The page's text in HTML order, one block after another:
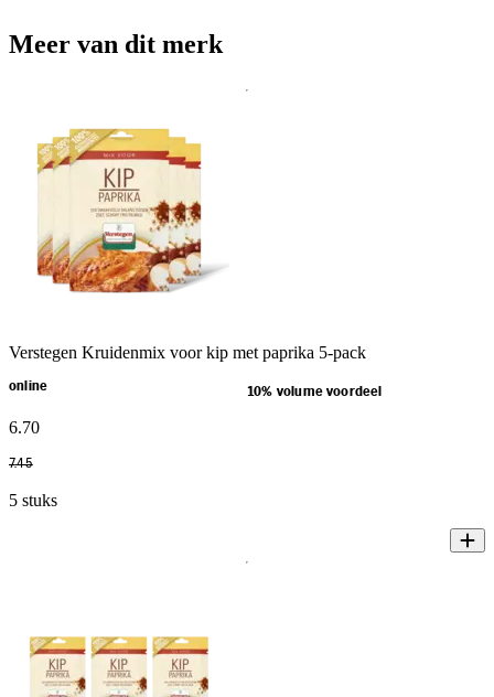
Meer van dit merk
Verstegen Kruidenmix voor kip met paprika 5-pack
online 10% volume voordeel
6.70
7.45
5 stuks